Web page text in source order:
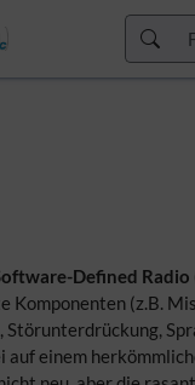
Defined Radio
Komponenten (z.B.
auf einem